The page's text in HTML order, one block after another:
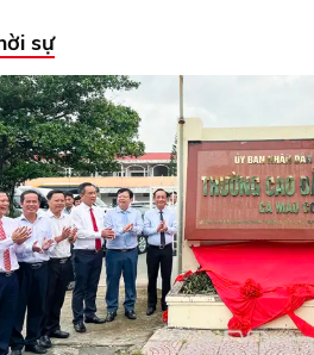
sự